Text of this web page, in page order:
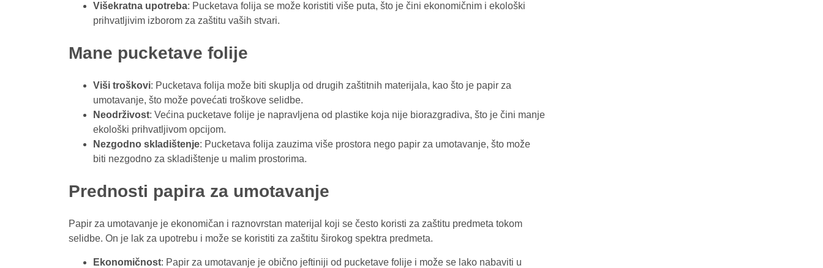
Višekratna upotreba: Pucketava folija se može koristiti više puta, što je čini ekonomičnim i ekološki
prihvatljivim izborom za zaštitu vaših stvari.
Mane pucketave folije
Viši troškovi: Pucketava folija može biti skuplja od drugih zaštitnih materijala, kao što je papir za
umotavanje, što može povećati troškove selidbe.
Neodrživost: Većina pucketave folije je napravljena od plastike koja nije biorazgradiva, što je čini manje
ekološki prihvatljivom opcijom.
Nezgodno skladištenje: Pucketava folija zauzima više prostora nego papir za umotavanje, što može
biti nezgodno za skladištenje u malim prostorima.
Prednosti papira za umotavanje
Papir za umotavanje je ekonomičan i raznovrstan materijal koji se često koristi za zaštitu predmeta tokom
selidbe. On je lak za upotrebu i može se koristiti za zaštitu širokog spektra predmeta.
Ekonomičnost: Papir za umotavanje je obično jeftiniji od pucketave folije i može se lako nabaviti u